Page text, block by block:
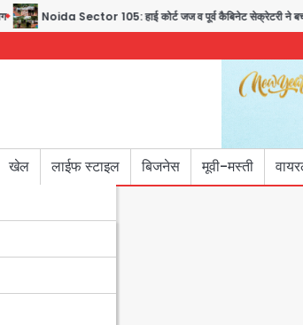
Noida Sector 105: हाई कोर्ट जज व पूर्व कैबिनेट सेक्रेटरी ने बच्चों संग
खेल लाईफ स्टाइल बिजनेस मूवी-मस्ती